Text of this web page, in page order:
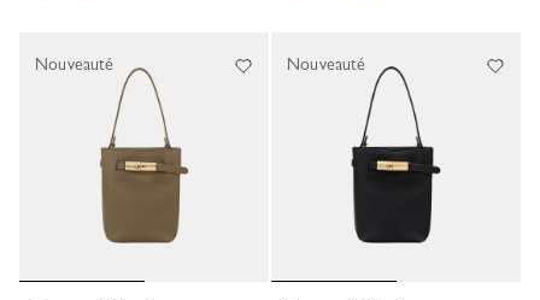
Nouveauté Nouveauté